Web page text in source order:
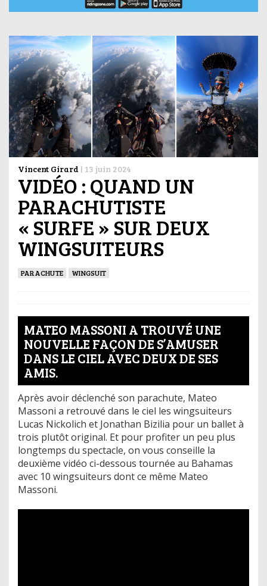
Vincent Girard | 13 juin 2024
VIDÉO : QUAND UN
PARACHUTISTE
« SURFE » SUR DEUX
WINGSUITEURS
PARACHUTE WINGSUIT
MATEO MASSONI A TROUVÉ UNE
NOUVELLE FAÇON DE S’AMUSER
DANS LE CIEL AVEC DEUX DE SES
AMIS.
Après avoir déclenché son parachute, Mateo
Massoni a retrouvé dans le ciel les wingsuiteurs
Lucas Nickolich et Jonathan Bizilia pour un ballet à
trois plutôt original. Et pour profiter un peu plus
longtemps du spectacle, on vous conseille la
deuxième vidéo ci-dessous tournée au Bahamas
avec 10 wingsuiteurs dont ce même Mateo
Massoni.